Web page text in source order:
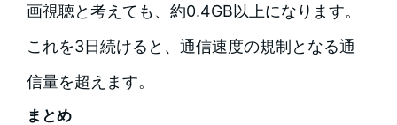
画視聴と考えても、約0.4GB以上になります。
これを3日続けると、通信速度の規制となる通
信量を超えます。
まとめ